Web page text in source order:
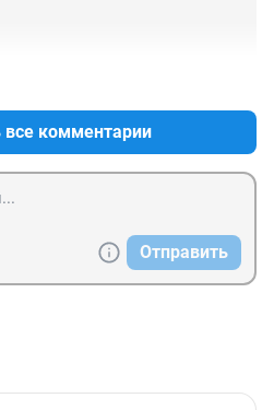
все комментарии
Отправить